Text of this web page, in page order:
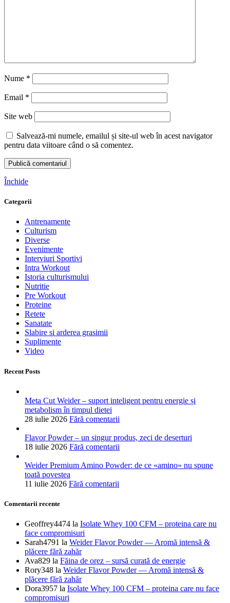
Nume *
Email *
Site web
Salvează-mi numele, emailul și site-ul web în acest navigator
pentru data viitoare când o să comentez.
Închide
Categorii
Antrenamente
Culturism
Diverse
Evenimente
Interviuri Sportivi
Intra Workout
Istoria culturismului
Nutritie
Pre Workout
Proteine
Retete
Sanatate
Slabire si arderea grasimii
Suplimente
Video
Recent Posts
Meta Cut Weider – suport inteligent pentru energie și
metabolism în timpul dietei
28 iulie 2026 Fără comentarii
Flavor Powder – un singur produs, zeci de deserturi
18 iulie 2026 Fără comentarii
Weider Premium Amino Powder: de ce «amino» nu spune
toată povestea
11 iulie 2026 Fără comentarii
Comentarii recente
Geoffrey4474 la Isolate Whey 100 CFM – proteina care nu
face compromisuri
Sarah4791 la Weider Flavor Powder — Aromă intensă &
plăcere fără zahăr
Ava829 la Făina de orez – sursă curată de energie
Rory348 la Weider Flavor Powder — Aromă intensă &
plăcere fără zahăr
Dora3957 la Isolate Whey 100 CFM – proteina care nu face
compromisuri